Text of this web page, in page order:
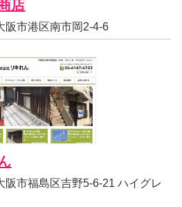
店
阪市港区南市岡2-4-6
阪市福島区吉野5-6-21 ハイグレ